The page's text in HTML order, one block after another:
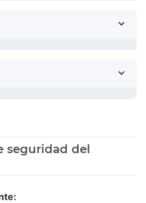
seguridad del